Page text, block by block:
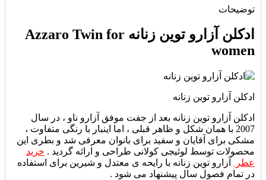
توضیحات
ادکلن آزارو توین زنانه Azzaro Twin for
women
ادکلن آزارو توین زنانه
ادکلن آزارو توین زنانه بعد از جفت موفق آزارو ناو ، در سال
2007 با همان شکل و ظاهر قبلی ، اما اینبار با رنگی متفاوت ،
مشکی برای آقایان و سفید برای بانوان معرفی شد و بطری این
محصولات توسط لوئیجی کولانی طراحی و ارائه گردید . خرید
عطر
آزارو توین زنانه با رایحه ی معتدل و شیرین برای استفاده
در تمام فصول سال پیشنهاد می شود .